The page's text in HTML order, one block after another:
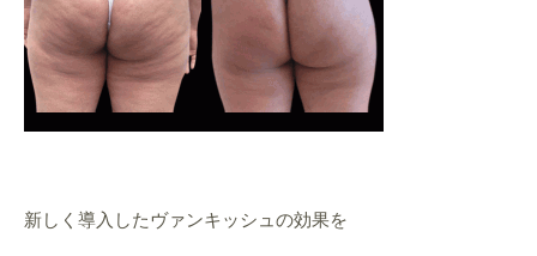
新しく導入したヴァンキッシュの効果を